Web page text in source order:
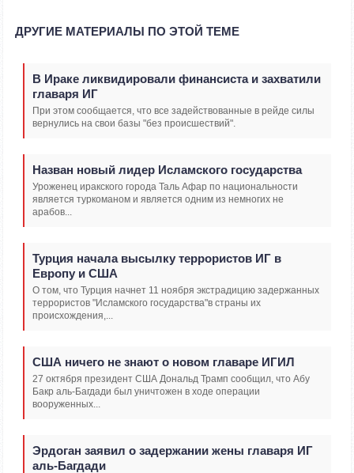
ДРУГИЕ МАТЕРИАЛЫ ПО ЭТОЙ ТЕМЕ
В Ираке ликвидировали финансиста и захватили
главаря ИГ
При этом сообщается, что все задействованные в рейде силы
вернулись на свои базы "без происшествий".
Назван новый лидер Исламского государства
Уроженец иракского города Таль Афар по национальности
является туркоманом и является одним из немногих не
арабов...
Турция начала высылку террористов ИГ в
Европу и США
О том, что Турция начнет 11 ноября экстрадицию задержанных
террористов "Исламского государства"в страны их
происхождения,...
США ничего не знают о новом главаре ИГИЛ
27 октября президент США Дональд Трамп сообщил, что Абу
Бакр аль-Багдади был уничтожен в ходе операции
вооруженных...
Эрдоган заявил о задержании жены главаря ИГ
аль-Багдади